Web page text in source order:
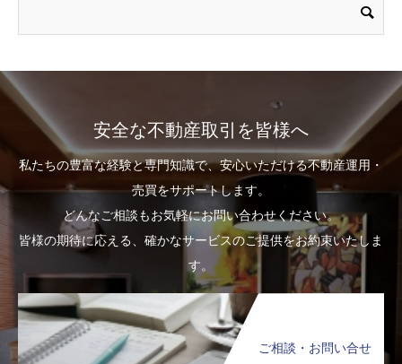
安全な不動産取引を皆様へ
私たちの豊富な経験と専門知識で、安心いただける不動産運用・
売買をサポートします。
どんなご相談もお気軽にお問い合わせください。
皆様の期待に応える、確かなサービスのご提供をお約束いたしま
す。
ご相談・お問い合せ